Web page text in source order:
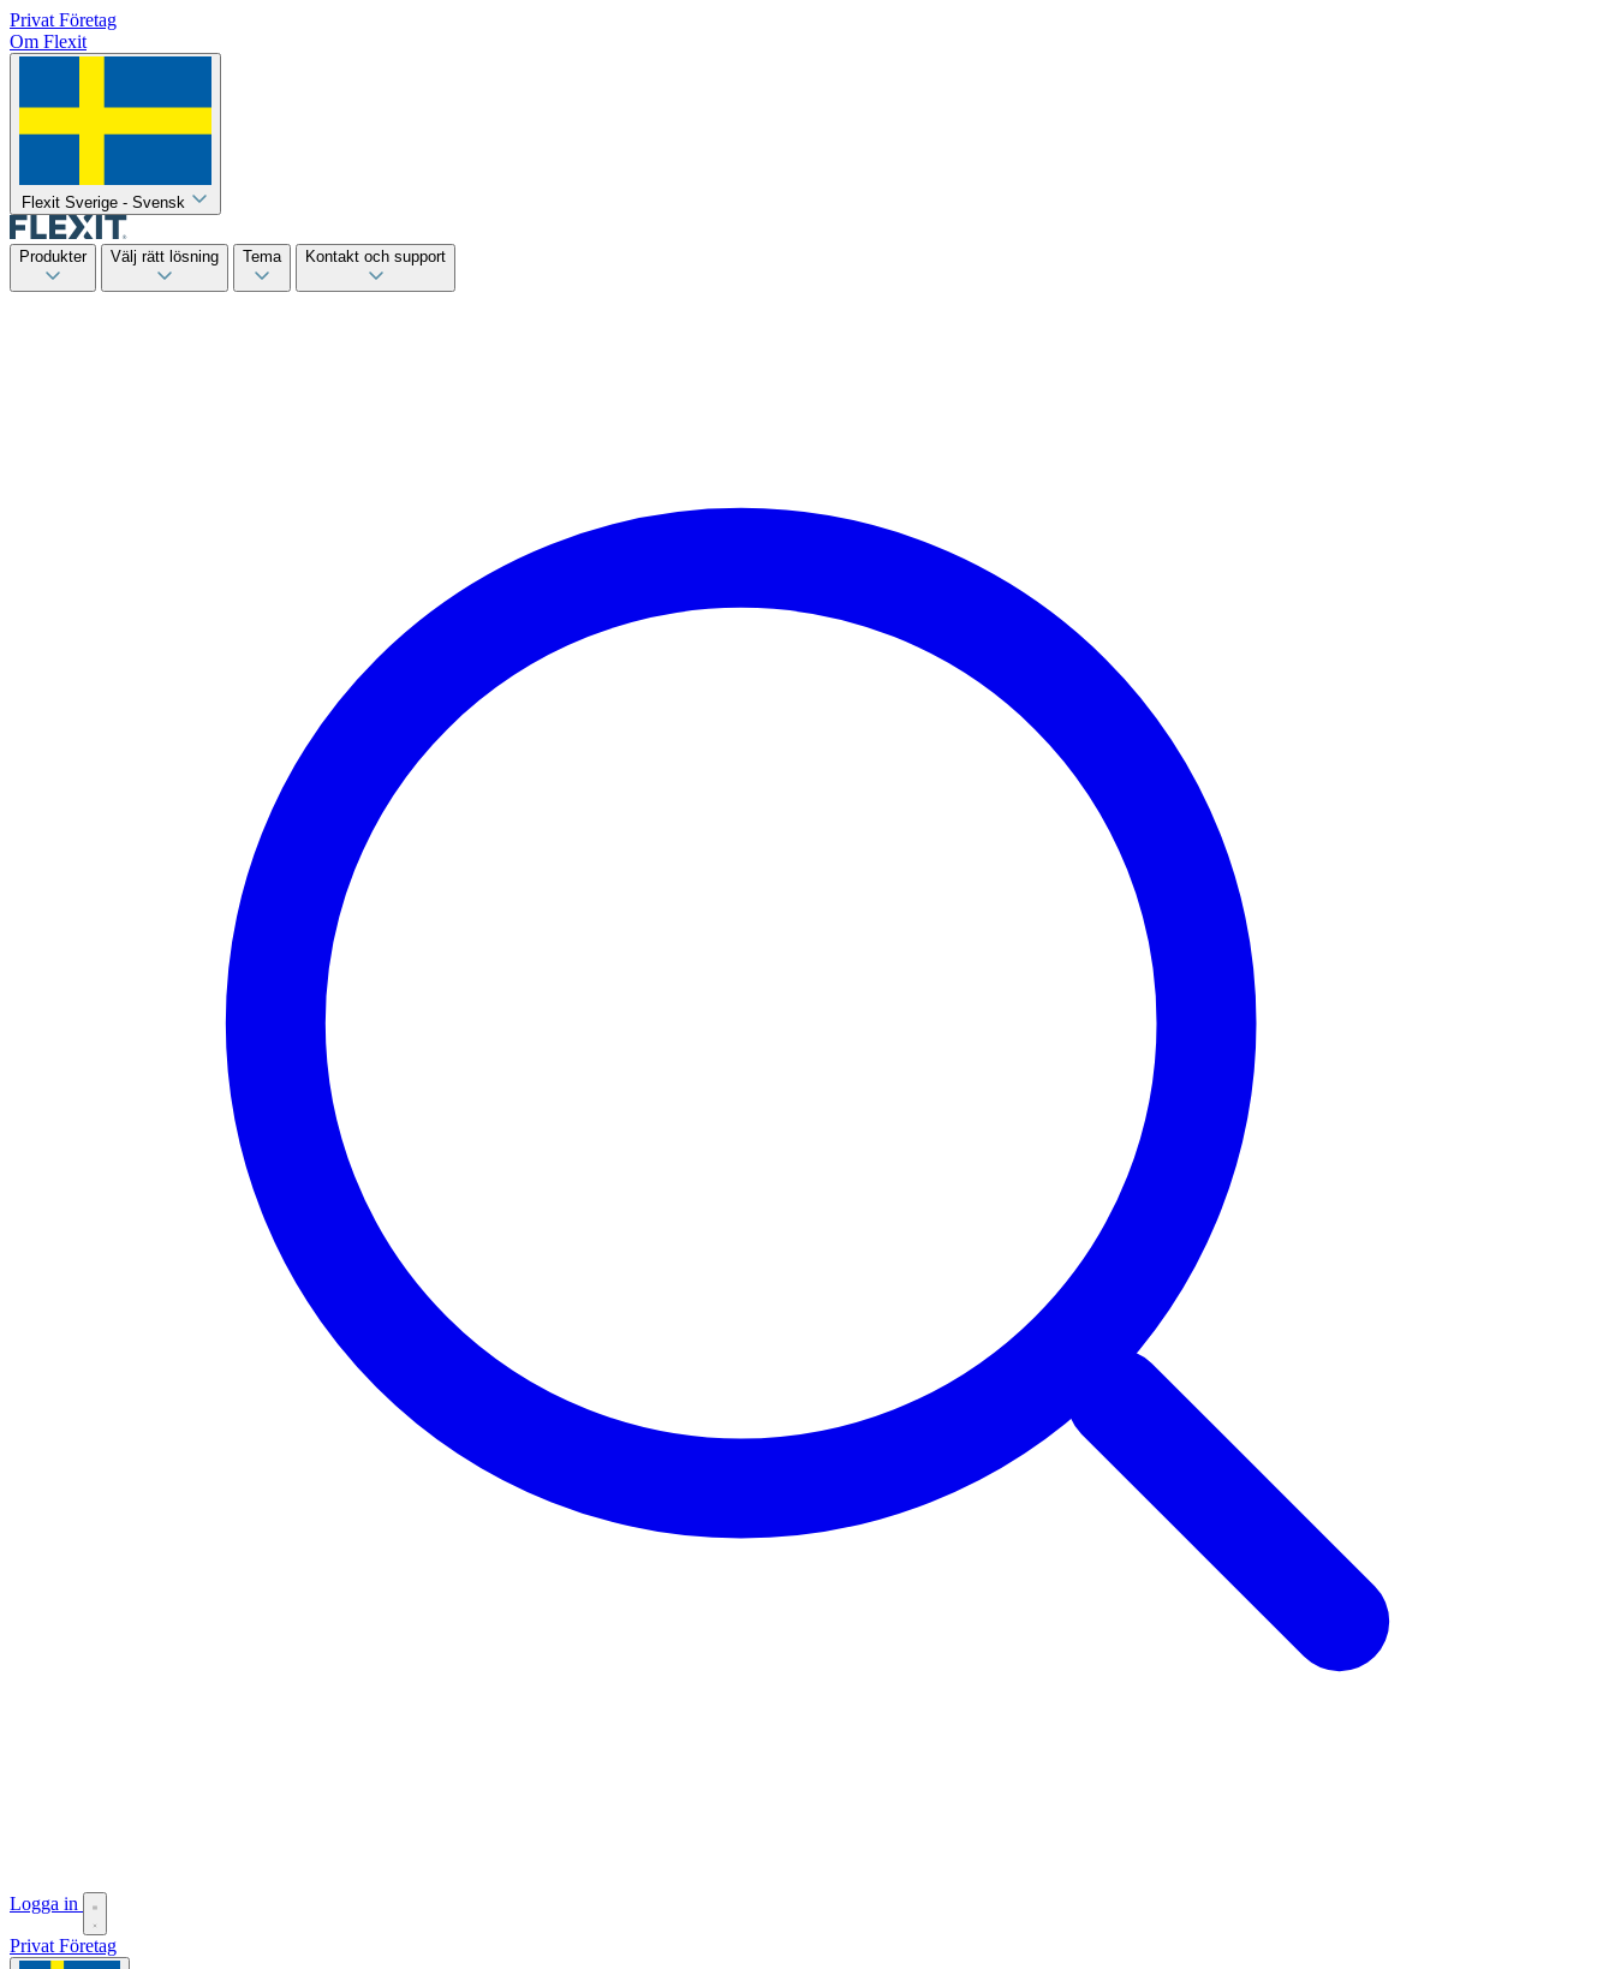
Privat Företag
Om Flexit
Flexit Sverige - Svensk
Produkter Välj rätt lösning Tema Kontakt och support
Logga in
Privat Företag